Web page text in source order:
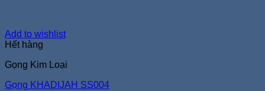
Add to wishlist
Hết hàng
Gọng Kim Loại
Gọng KHADIJAH SS004